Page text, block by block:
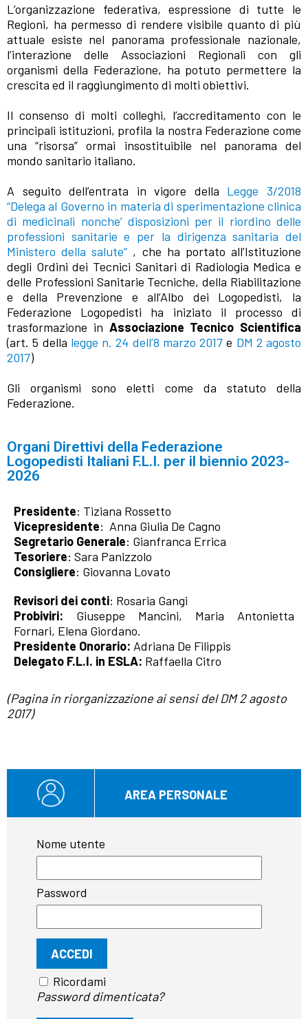
L’organizzazione federativa, espressione di tutte le
Regioni, ha permesso di rendere visibile quanto di più
attuale esiste nel panorama professionale nazionale,
l’interazione delle Associazioni Regionali con gli
organismi della Federazione, ha potuto permettere la
crescita ed il raggiungimento di molti obiettivi.
Il consenso di molti colleghi, l’accreditamento con le
principali istituzioni, profila la nostra Federazione come
una “risorsa” ormai insostituibile nel panorama del
mondo sanitario italiano.
A seguito dell’entrata in vigore della Legge 3/2018
“Delega al Governo in materia di sperimentazione clinica
di medicinali nonche’ disposizioni per il riordino delle
professioni sanitarie e per la dirigenza sanitaria del
Ministero della salute” , che ha portato all’Istituzione
degli Ordini dei Tecnici Sanitari di Radiologia Medica e
delle Professioni Sanitarie Tecniche, della Riabilitazione
e della Prevenzione e all’Albo dei Logopedisti, la
Federazione Logopedisti ha iniziato il processo di
trasformazione in Associazione Tecnico Scientifica
(art. 5 della legge n. 24 dell’8 marzo 2017 e DM 2 agosto
2017)
Gli organismi sono eletti come da statuto della
Federazione.
Organi Direttivi della Federazione
Logopedisti Italiani F.L.I. per il biennio 2023-
2026
Presidente: Tiziana Rossetto
Vicepresidente: Anna Giulia De Cagno
Segretario Generale: Gianfranca Errica
Tesoriere: Sara Panizzolo
Consigliere: Giovanna Lovato
Revisori dei conti: Rosaria Gangi
Probiviri: Giuseppe Mancini, Maria Antonietta
Fornari, Elena Giordano.
Presidente Onorario: Adriana De Filippis
Delegato F.L.I. in ESLA: Raffaella Citro
(Pagina in riorganizzazione ai sensi del DM 2 agosto
2017)
AREA PERSONALE
Nome utente
Password
Ricordami
Password dimenticata?